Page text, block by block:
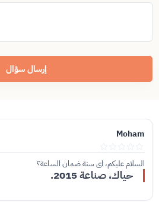
إرسال سؤال
Moham
السلام عليكم، اي سنة ضمان الساعة؟
حياك، صناعة 2015.